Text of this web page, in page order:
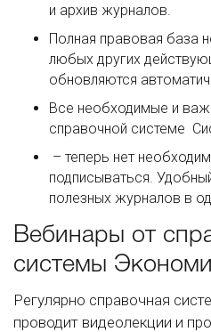
и архив журналов.
Полная правовая база
любых других
обновляются
Все необходимые и
справочной системе
– теперь нет
подписываться.
полезных журналов в
Вебинары от
системы
Регулярно справочная
проводит видеолекции и